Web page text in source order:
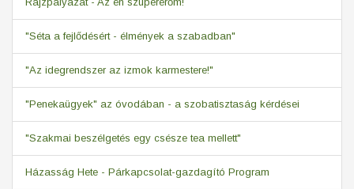
"Séta a fejlődésért - élmények a szabadban"
"Az idegrendszer az izmok karmestere!"
"Penekaügyek" az óvodában - a szobatisztaság kérdései
"Szakmai beszélgetés egy csésze tea mellett"
Házasság Hete - Párkapcsolat-gazdagító Program